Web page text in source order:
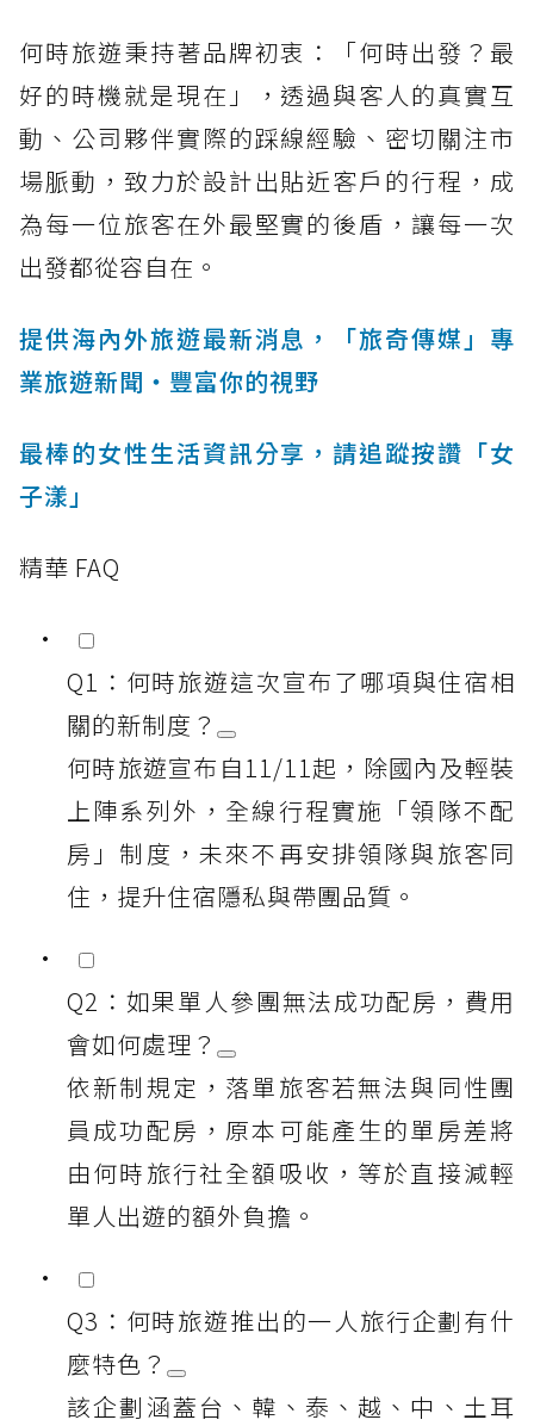
何時旅遊秉持著品牌初衷：「何時出發？最
好的時機就是現在」，透過與客人的真實互
動、公司夥伴實際的踩線經驗、密切關注市
場脈動，致力於設計出貼近客戶的行程，成
為每一位旅客在外最堅實的後盾，讓每一次
出發都從容自在。
提供海內外旅遊最新消息，「旅奇傳媒」專
業旅遊新聞‧豐富你的視野
最棒的女性生活資訊分享，請追蹤按讚「女
子漾」
精華 FAQ
Q1：何時旅遊這次宣布了哪項與住宿相
關的新制度？
何時旅遊宣布自11/11起，除國內及輕裝
上陣系列外，全線行程實施「領隊不配
房」制度，未來不再安排領隊與旅客同
住，提升住宿隱私與帶團品質。
Q2：如果單人參團無法成功配房，費用
會如何處理？
依新制規定，落單旅客若無法與同性團
員成功配房，原本可能產生的單房差將
由何時旅行社全額吸收，等於直接減輕
單人出遊的額外負擔。
Q3：何時旅遊推出的一人旅行企劃有什
麼特色？
該企劃涵蓋台、韓、泰、越、中、土耳